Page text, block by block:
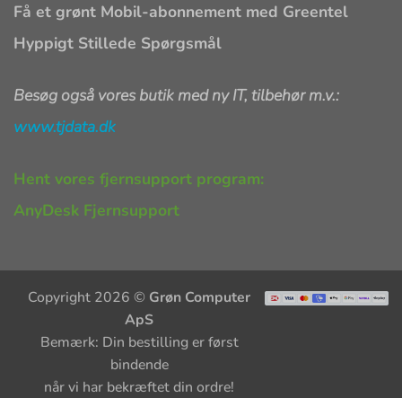
Få et grønt Mobil-abonnement med Greentel
Hyppigt Stillede Spørgsmål
Besøg også vores butik med ny IT, tilbehør m.v.:
www.tjdata.dk
Hent vores fjernsupport program:
AnyDesk Fjernsupport
Copyright 2026 © Grøn Computer
ApS
Bemærk: Din bestilling er først
bindende
når vi har bekræftet din ordre!